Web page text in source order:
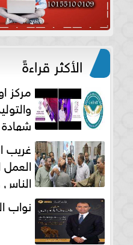
الأكثر قراءةً
مركز
شهادة
الكامل
غريب
نواب